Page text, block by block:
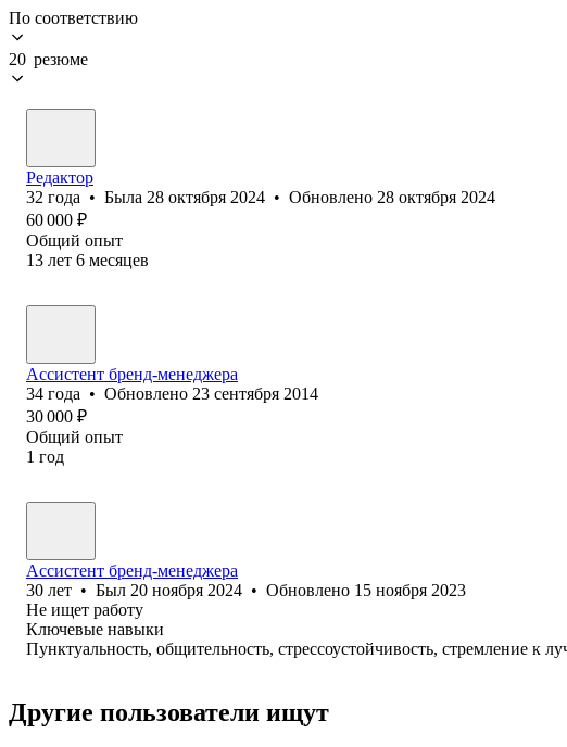
По соответствию
20 резюме
Редактор
32 года • Была 28 октября 2024 • Обновлено 28 октября 2024
60 000 ₽
Общий опыт
13 лет 6 месяцев
Ассистент бренд-менеджера
34 года • Обновлено 23 сентября 2014
30 000 ₽
Общий опыт
1 год
Ассистент бренд-менеджера
30 лет • Был 20 ноября 2024 • Обновлено 15 ноября 2023
Не ищет работу
Ключевые навыки
Пунктуальность, общительность, стрессоустойчивость, стремление к
Другие пользователи ищут